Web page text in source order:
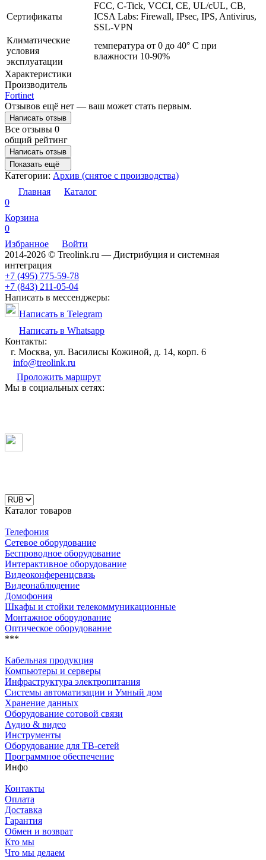
Сертификаты
FCC, C-Tick, VCCI, CE, UL/cUL, CB,
ICSA Labs: Firewall, IPsec, IPS, Antivirus,
SSL-VPN
Климатические
условия
эксплуатации
температура от 0 до 40° C при
влажности 10-90%
Характеристики
Производитель
Fortinet
Отзывов ещё нет — ваш может стать первым.
Написать отзыв
Все отзывы 0
общий рейтинг
Написать отзыв
Показать ещё
Категории: Архив (снятое с производства)
Главная
Каталог
0
Корзина
0
Избранное
Войти
2014-2026 © Treolink.ru — Дистрибуция и системная
интеграция
+7 (495) 775-59-78
+7 (843) 211-05-04
Написать в мессенджеры:
Написать в Telegram
Написать в Whatsapp
Контакты:
г. Москва, ул. Василисы Кожиной, д. 14, корп. 6
info@treolink.ru
Проложить маршрут
Мы в социальных сетях:
Каталог товаров
Телефония
Сетевое оборудование
Беспроводное оборудование
Интерактивное оборудование
Видеоконференцсвязь
Видеонаблюдение
Домофония
Шкафы и стойки телекоммуникационные
Монтажное оборудование
Оптическое оборудование
***
Кабельная продукция
Компьютеры и серверы
Инфраструктура электропитания
Системы автоматизации и Умный дом
Хранение данных
Оборудование сотовой связи
Аудио & видео
Инструменты
Оборудование для ТВ-сетей
Программное обеспечение
Инфо
Контакты
Оплата
Доставка
Гарантия
Обмен и возврат
Кто мы
Что мы делаем